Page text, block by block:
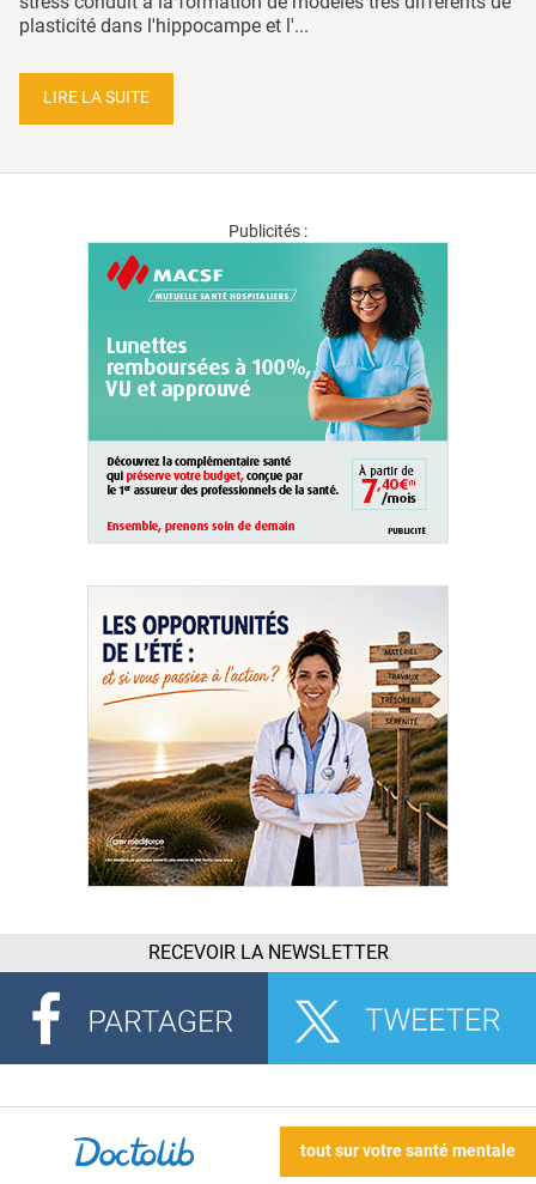
plasticité dans l'hippocampe et l'...
LIRE LA SUITE
Publicités :
RECEVOIR LA NEWSLETTER
tout sur votre santé mentale